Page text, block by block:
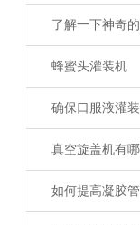
了解一下神奇
蜂蜜头灌装机
真空旋盖机有